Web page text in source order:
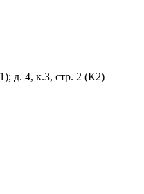
д. 4, к.3, стр. 2 (К2)